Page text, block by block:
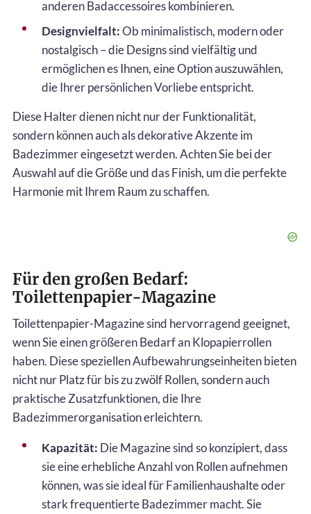
anderen Badaccessoires kombinieren.
Designvielfalt:Ob minimalistisch, modern oder
nostalgisch – die Designs sind vielfältig und
ermöglichen es Ihnen, eine Option auszuwählen,
die Ihrer persönlichen Vorliebe entspricht.
Diese Halter dienen nicht nur der Funktionalität,
sondern können auch als dekorative Akzente im
Badezimmer eingesetzt werden. Achten Sie bei der
Auswahl auf die Größe und das Finish, um die perfekte
Harmonie mit Ihrem Raum zu schaffen.
Für den großen Bedarf:
Toilettenpapier-Magazine
Toilettenpapier-Magazine sind hervorragend geeignet,
wenn Sie einen größeren Bedarf an Klopapierrollen
haben. Diese speziellen Aufbewahrungseinheiten bieten
nicht nur Platz für bis zu zwölf Rollen, sondern auch
praktische Zusatzfunktionen, die Ihre
Badezimmerorganisation erleichtern.
Kapazität: Die Magazine sind so konzipiert, dass
sie eine erhebliche Anzahl von Rollen aufnehmen
können, was sie ideal für Familienhaushalte oder
stark frequentierte Badezimmer macht. Sie